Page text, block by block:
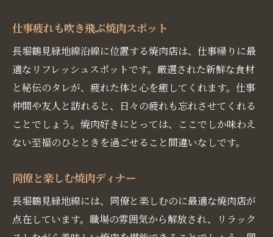
仕事疲れも吹き飛ぶ焼肉スポット
長堀鶴見緑地線沿線に位置する焼肉店は、仕事帰りに最
適なリフレッシュスポットです。厳選された新鮮な食材
と秘伝のタレが、疲れた体と心を癒してくれます。仕事
仲間や友人と訪れると、日々の疲れも忘れさせてくれる
ことでしょう。焼肉好きにとっては、ここでしか味わえ
ない至福のひとときを過ごせること間違いなしです。
同僚と楽しむ焼肉ディナー
長堀鶴見緑地線には、同僚と楽しむのに最適な焼肉店が
点在しています。職場の雰囲気から解放され、リラック